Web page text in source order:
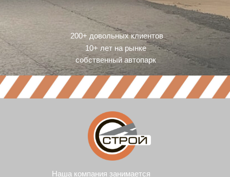
10+ лет на рынке
200+ довольных клиентов
собственный автопарк
Наша компания занимается